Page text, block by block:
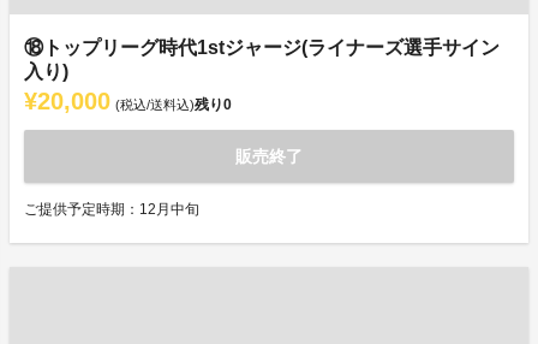
⑱トップリーグ時代1stジャージ(ライナーズ選手サイン
入り)
¥20,000 (税込/送料込)残り0
販売終了
ご提供予定時期：12月中旬